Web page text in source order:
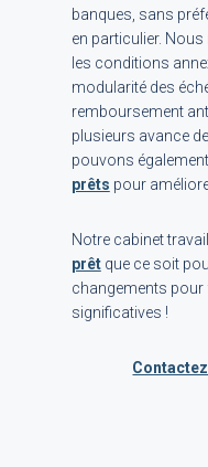
banques, sans
en particulier.
les conditions
modularité des
remboursement
plusieurs avance
pouvons
prêts pour
Notre cabinet
prêtque ce soit
changements
significatives !